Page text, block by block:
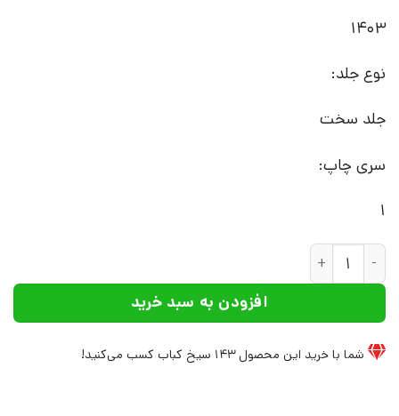
1403
نوع جلد:
جلد سخت
سری چاپ:
1
کتاب هر‌ کی‌ کجاست؟ | انتشارات کانون پرورش فکری کودکان و
افزودن به سبد خرید
شما با خرید این محصول143 سیخ کباب کسب می‌کنید!